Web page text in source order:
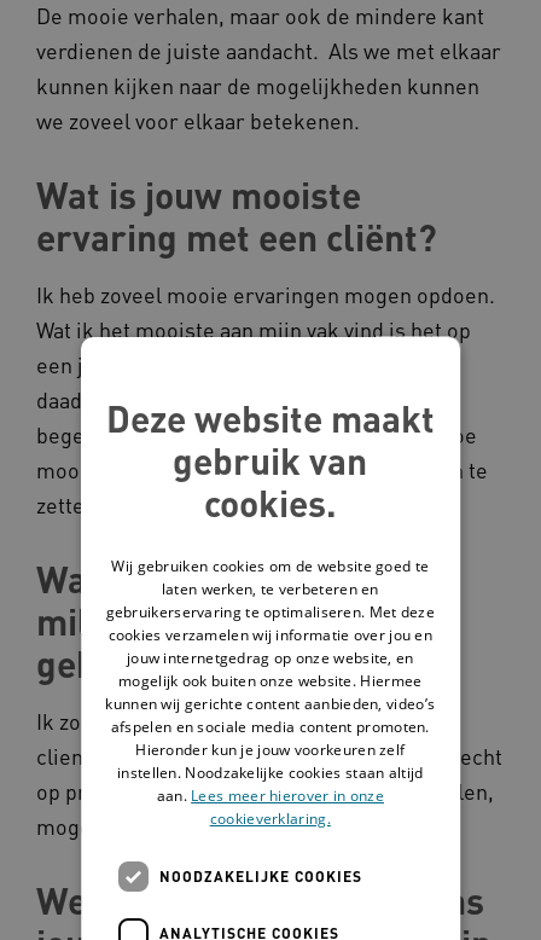
De mooie verhalen, maar ook de mindere kant
verdienen de juiste aandacht. Als we met elkaar
kunnen kijken naar de mogelijkheden kunnen
we zoveel voor elkaar betekenen.
Wat is jouw mooiste
ervaring met een cliënt?
Ik heb zoveel mooie ervaringen mogen opdoen.
Wat ik het mooiste aan mijn vak vind is het op
een juiste manier ontmoeten. Wanneer je
daadwerkelijk de cliënt ziet kun jij ook je
begeleiding op de juiste manier inzetten. Hoe
mooi is het dan om vervolgens met elkaar in te
zetten op een betekenisvol leven.
Wat zou je doen met 10
miljoen voor de
gehandicaptensector?
Ik zou het inzetten voor ontwikkeling van de
client en de medewerker. Elke client heeft recht
op prikkeling, maar vaak zijn daar de middelen,
mogelijkheden en kennis niet voor.
Welke kennis moet volgens
Deze website maakt
gebruik van
cookies.
Wij gebruiken cookies om de website goed te
laten werken, te verbeteren en
gebruikerservaring te optimaliseren. Met deze
cookies verzamelen wij informatie over jou en
jouw internetgedrag op onze website, en
mogelijk ook buiten onze website. Hiermee
kunnen wij gerichte content aanbieden, video’s
afspelen en sociale media content promoten.
Hieronder kun je jouw voorkeuren zelf
instellen. Noodzakelijke cookies staan altijd
aan. Lees meer hierover in onze
cookieverklaring.
NOODZAKELIJKE COOKIES
ANALYTISCHE COOKIES